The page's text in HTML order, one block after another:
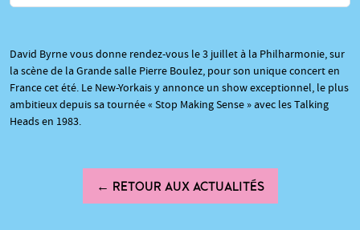
David Byrne vous donne rendez-vous le 3 juillet à la Philharmonie, sur
la scène de la Grande salle Pierre Boulez, pour son unique concert en
France cet été. Le New-Yorkais y annonce un show exceptionnel, le plus
ambitieux depuis sa tournée « Stop Making Sense » avec les Talking
Heads en 1983.
← RETOUR AUX ACTUALITÉS